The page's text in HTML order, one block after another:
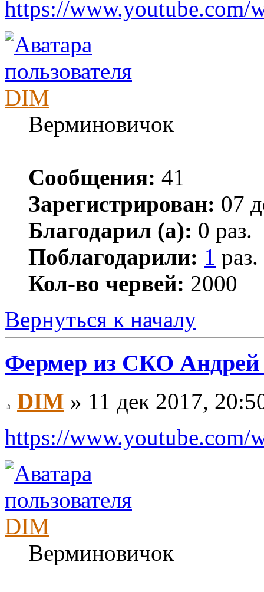
https://www.youtube.com/
DIM
Верминовичок
Сообщения: 41
Зарегистрирован: 07
Благодарил (а): 0 раз.
Поблагодарили: 1 раз.
Кол-во червей: 2000
Вернуться к началу
Фермер из СКО Андрей
DIM » 11 дек 2017,
https://www.youtube.com/
DIM
Верминовичок